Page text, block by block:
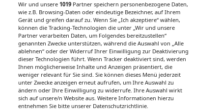
Wir und unsere1019 Partner speichern personenbezogene Daten,
wie z.B. Browsing-Daten oder eindeutige Bezeichner, auf Ihrem
Gerät und greifen darauf zu. Wenn Sie „Ich akzeptiere“ wählen,
können die Tracking-Technologien die unter „Wir und unsere
Partner verarbeiten Daten, um Folgendes bereitzustellen“
genannten Zwecke unterstützen, während die Auswahl von „Alle
ablehnen“ oder der Widerruf Ihrer Einwilligung zur Deaktivierung
dieser Technologien führt. Wenn Tracker deaktiviert sind, werden
Ihnen möglicherweise Inhalte und Anzeigen präsentiert, die
weniger relevant für Sie sind. Sie können dieses Menü jederzeit
unter Zwecke anzeigen erneut aufrufen, um Ihre Auswahl zu
ändern oder Ihre Einwilligung zu widerrufe. Ihre Auswahl wirkt
sich auf unsere/n Website aus. Weitere Informationen hierzu
entnehmen Sie bitte unserer Datenschutzrichtlinie.